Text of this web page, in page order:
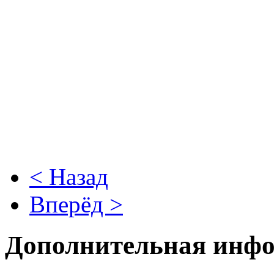
< Назад
Вперёд >
Дополнительная